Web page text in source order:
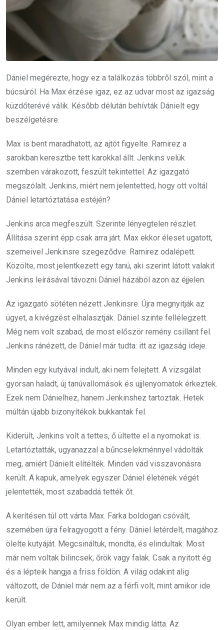
Dániel megérezte, hogy ez a találkozás többről szól, mint a
búcsúról. Ha Max érzése igaz, ez az udvar most az igazság
küzdőterévé válik. Később délután behívták Dánielt egy
beszélgetésre.
Max is bent maradhatott, az ajtót figyelte. Ramirez a
sarokban keresztbe tett karokkal állt. Jenkins velük
szemben várakozott, feszült tekintettel. Az igazgató
megszólalt. Jenkins, miért nem jelentetted, hogy ott voltál
Dániel letartóztatása estéjén?
Jenkins arca megfeszült. Szerinte lényegtelen részlet.
Állítása szerint épp csak arra járt. Max ekkor éleset ugatott,
szemeivel Jenkinsre szegeződve. Ramirez odalépett.
Közölte, most jelentkezett egy tanú, aki szerint látott valakit
Jenkins leírásával távozni Dániel házából azon az éjjelen.
Az igazgató sötéten nézett Jenkinsre. Újra megnyitják az
ügyet, a kivégzést elhalasztják. Dániel szinte fellélegzett.
Még nem volt szabad, de most először remény csillant fel.
Jenkins ránézett, de Dániel már tudta: itt az igazság ideje.
Minden egy kutyával indult, aki nem felejtett. A vizsgálat
gyorsan haladt, új tanúvallomások és ujjlenyomatok érkeztek.
Ezek nem Dánielhez, hanem Jenkinshez tartoztak. Hetek
múltán újabb bizonyítékok bukkantak fel.
Kiderült, Jenkins volt a tettes, ő ültette el a nyomokat is.
Letartóztatták, ugyanazzal a bűncselekménnyel vádolták
meg, amiért Dánielt elítélték. Minden vád visszavonásra
került. A kapuk, amelyek egyszer Dániel életének végét
jelentették, most szabaddá tették őt.
A kerítésen túl ott várta Max. Farka boldogan csóvált,
szemében újra felragyogott a fény. Dániel letérdelt, magához
ölelte kutyáját. Megcsináltuk, mondta, és elindultak. Most
már nem voltak bilincsek, őrök vagy falak. Csak a nyitott ég
és a lépteik hangja a friss földön. A világ odakint alig
változott, de Dániel már nem az a férfi volt, mint amikor ide
került.
Olyan ember lett, amilyennek Max mindig látta. Az